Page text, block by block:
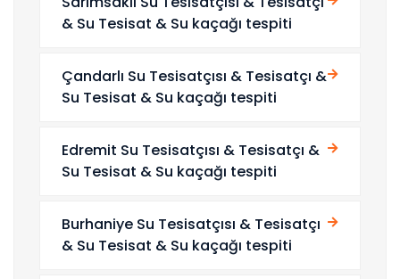
& Su Tesisat & Su kaçağı tespiti
Çandarlı Su Tesisatçısı & Tesisatçı &
Su Tesisat & Su kaçağı tespiti
Edremit Su Tesisatçısı & Tesisatçı &
Su Tesisat & Su kaçağı tespiti
Burhaniye Su Tesisatçısı & Tesisatçı
& Su Tesisat & Su kaçağı tespiti